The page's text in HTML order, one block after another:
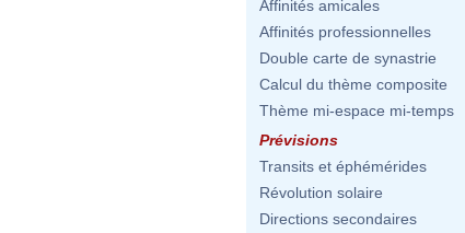
Affinités amicales
Affinités professionnelles
Double carte de synastrie
Calcul du thème composite
Thème mi-espace mi-temps
Prévisions
Transits et éphémérides
Révolution solaire
Directions secondaires